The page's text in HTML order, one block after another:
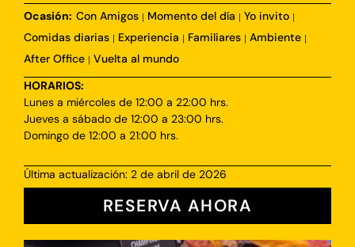
Ocasión: Con Amigos | Momento del día | Yo invito |
Comidas diarias | Experiencia | Familiares | Ambiente |
After Office | Vuelta al mundo
HORARIOS:
Lunes a miércoles de 12:00 a 22:00 hrs.
Jueves a sábado de 12:00 a 23:00 hrs.
Domingo de 12:00 a 21:00 hrs.
Última actualización: 2 de abril de 2026
RESERVA AHORA